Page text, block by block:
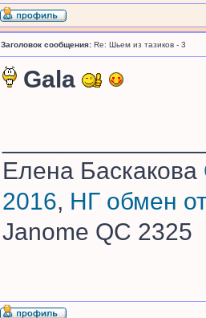
Заголовок сообщения: Re: Шьем из тазиков - 3
Gala
Елена Баскакова
2016, НГ обмен
Janome QC 2325